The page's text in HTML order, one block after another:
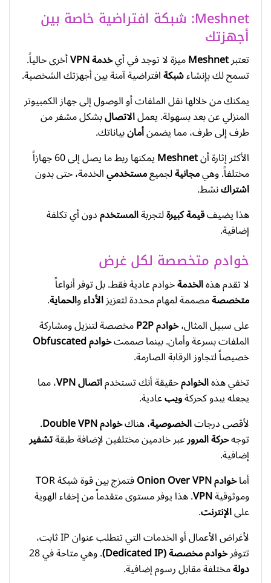
Meshnet: شبكة افتراضية خاصة بين
أجهزتك
تعتبرMeshnetميزة لا توجد في أيخدمة VPN أخرى حالياً.
تسمح لك بإنشاءشبكةافتراضية آمنة بين أجهزتك الشخصية.
يمكنك من خلالها نقل الملفات أو الوصول إلى جهاز الكمبيوتر
المنزلي عن بعد بسهولة. يعملالاتصالبشكل مشفر من
طرف إلى طرف، مما يضمنأمانبياناتك.
الأكثر إثارة أنMeshnet يمكنها ربط ما يصل إلى 60 جهازاً
مختلفاً. وهيمجانيةلجميعمستخدميالخدمة، حتى بدون
اشتراكنشط.
هذا يضيفقيمة كبيرةلتجربةالمستخدمدون أي تكلفة
إضافية.
خوادم متخصصة لكل غرض
لا تقدم هذهالخدمةخوادم عادية فقط. بل توفر أنواعاً
متخصصةمصممة لمهام محددة لتعزيزالأداءوالحماية.
على سبيل المثال،خوادم P2P مخصصة لتنزيل ومشاركة
الملفات بسرعة وأمان. بينما صممتخوادم Obfuscated
خصيصاً لتجاوز الرقابة الصارمة.
تخفي هذهالخوادمحقيقة أنك تستخدماتصال VPN ، مما
يجعله يبدو كحركةويبعادية.
لأقصى درجاتالخصوصية، هناكخوادم Double VPN .
توجهحركة المرورعبر خادمين مختلفين لإضافة طبقةتشفير
إضافية.
أماخوادم Onion Over VPN فتمزج بين قوة شبكة TOR
وموثوقيةVPN. هذا يوفر مستوى متقدماً من إخفاء الهوية
علىالإنترنت.
لأغراض الأعمال أو الخدمات التي تتطلب عنوان IP ثابت،
تتوفرخوادم مخصصة (Dedicated IP) . وهي متاحة في 28
دولةمختلفة مقابل رسوم إضافية.